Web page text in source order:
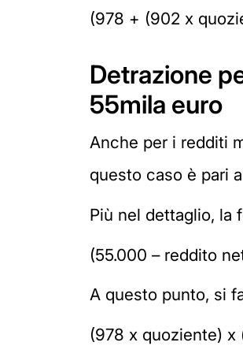
(978 + (902 x
Detrazione
55mila euro
Anche per i redditi
questo caso è pari
Più nel dettaglio, la
(55.000 – reddito
A questo punto, si
(978 x quoziente) x